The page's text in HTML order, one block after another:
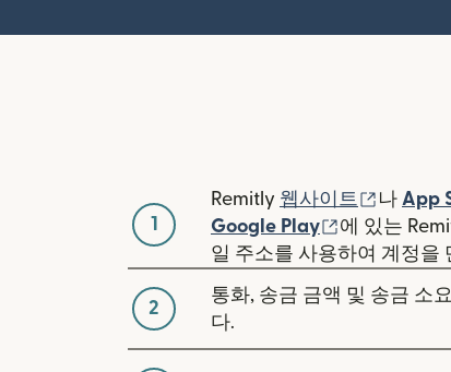
1
Remitly 웹사이트 (새 창에
나 App
Google Play
(새 창에서
에 있는
일 주소를 사용하여 계정을
2
통화, 송금 금액 및 송금 소
다.